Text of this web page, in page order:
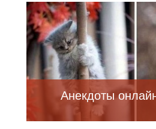
Анекдоты